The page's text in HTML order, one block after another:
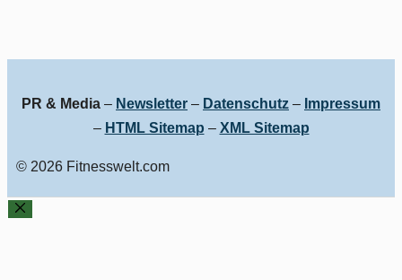
PR & Media – Newsletter – Datenschutz – Impressum
– HTML Sitemap – XML Sitemap
© 2026 Fitnesswelt.com